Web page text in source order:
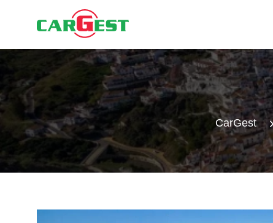
CarGest